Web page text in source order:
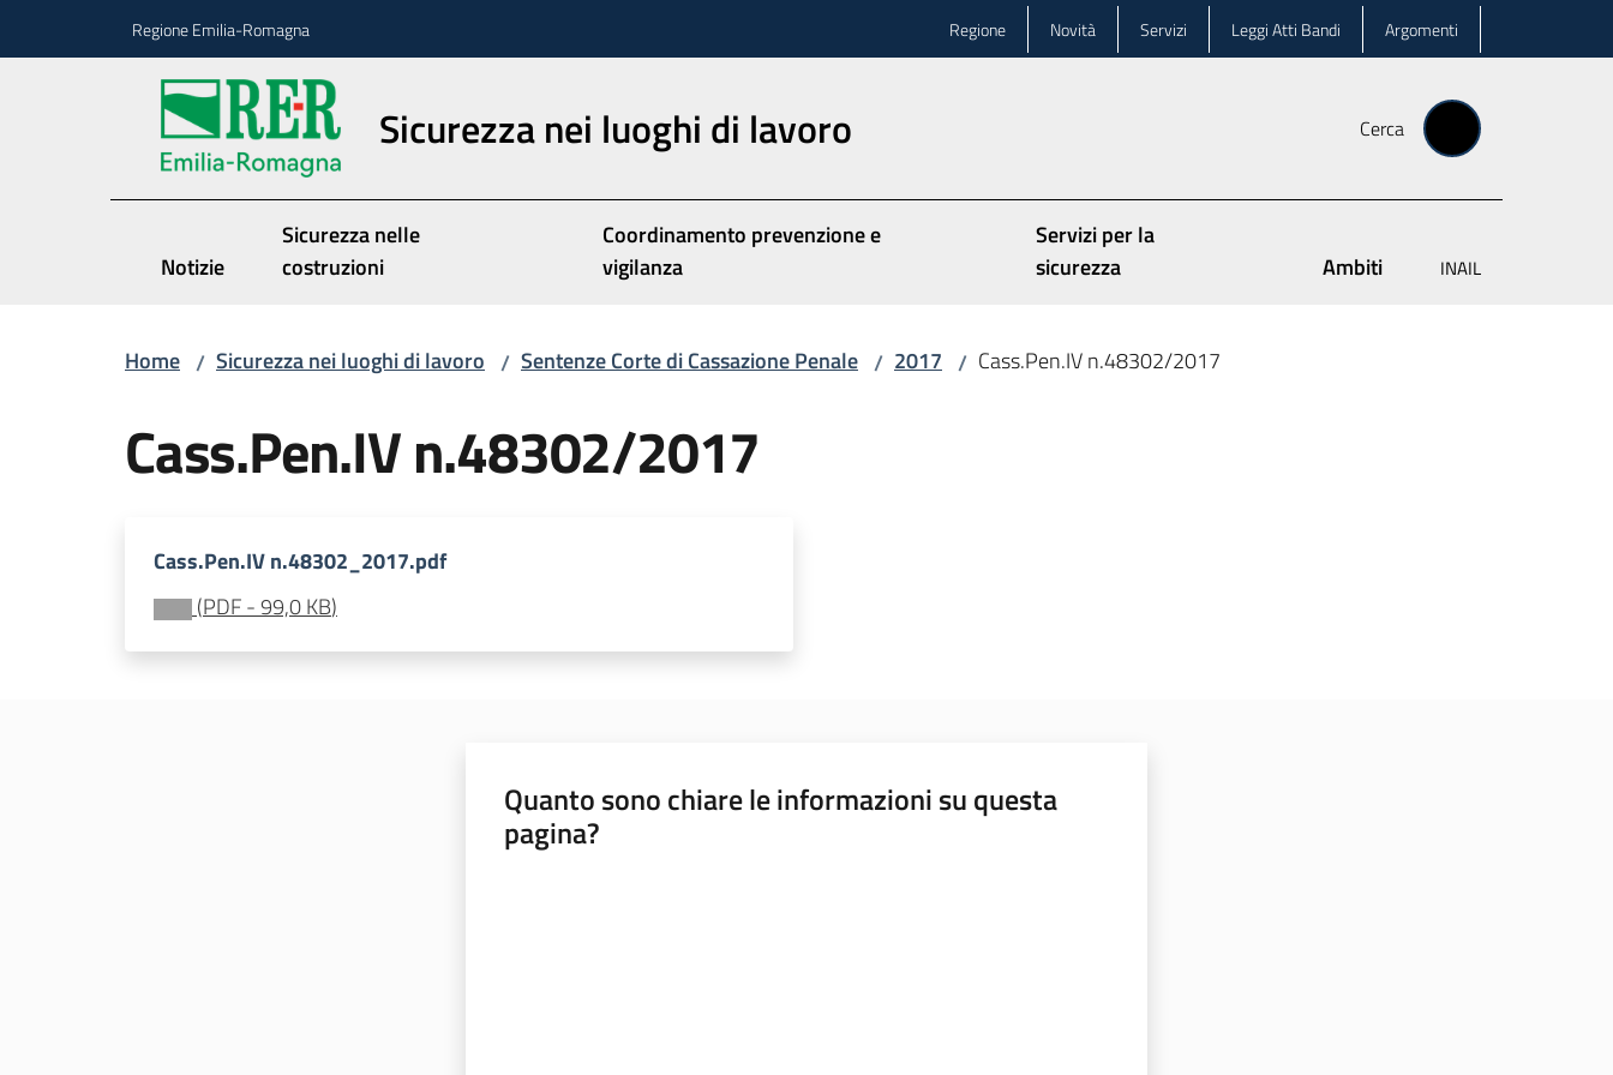
Regione Emilia-Romagna Regione Novità Servizi Leggi Atti Bandi Argomenti
Sicurezza nei luoghi di lavoro Cerca
Notizie
Sicurezza nelle
costruzioni
Coordinamento prevenzione e
vigilanza
Servizi per la
sicurezza
Ambiti INAIL
Home / Sicurezza nei luoghi di lavoro / Sentenze Corte di Cassazione Penale / 2017 / Cass.Pen.IV n.48302/2017
Cass.Pen.IV n.48302/2017
Cass.Pen.IV n.48302_2017.pdf
(PDF-99,0 KB)
Quanto sono chiare le informazioni su questa
pagina?